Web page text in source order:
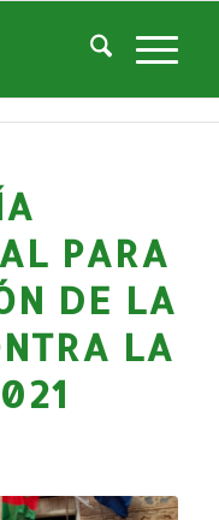
Servicios Sociales
PARA
DE LA
LA